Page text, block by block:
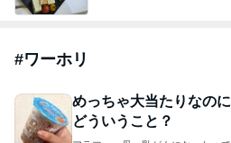
#ワーホリ
めっちゃ大当たりなの
どういうこと？